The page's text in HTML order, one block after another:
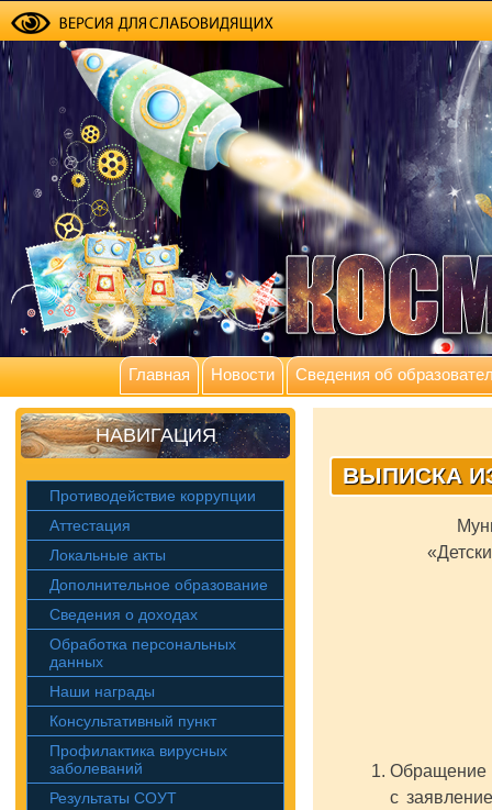
Главная Новости Сведения об
НАВИГАЦИЯ
Противодействие коррупции
Аттестация
Локальные акты
Дополнительное образование
Сведения о доходах
Обработка персональных
данных
Наши награды
Консультативный пункт
Профилактика вирусных
заболеваний
Результаты СОУТ
ВЫПИСКА
Обращение
с